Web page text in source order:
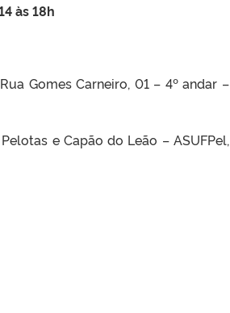
às 18h
Gomes Carneiro, 01 – 4º andar –
e Capão do Leão – ASUFPel,